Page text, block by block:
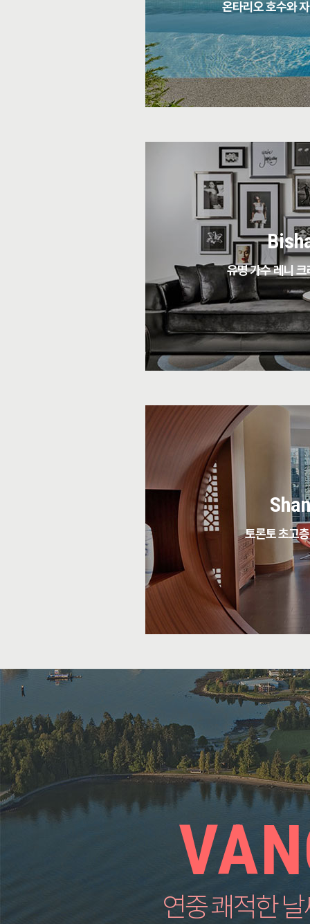
온타리오 호수와
유명 가수 레니
토론토 초고
연중 쾌적한